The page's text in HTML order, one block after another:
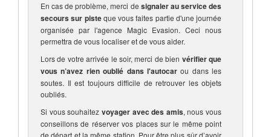
En cas de problème, merci de signaler au service des
secours sur pisteque vous faites partie d'une journée
organisée par l'agence Magic Evasion. Ceci nous
permettra de vous localiser et de vous aider.
Lors de votre arrivée le soir, merci de bien vérifier que
vous n’avez rien oublié dans l'autocarou dans les
soutes. Il est toujours difficile de retrouver les objets
oubliés.
Si vous souhaitez voyager avec des amis, nous vous
conseillons de réserver vos places sur le même point
de départ et la même station. Pour être plus sûr d’avoir